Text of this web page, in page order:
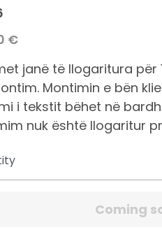
€
janë të llogaritura për
Montimin e bën
i tekstit bëhet në
nuk është llogaritur
Coming